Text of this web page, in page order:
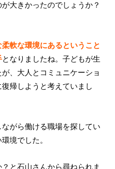
大きかったのでしょうか？
軟な環境にあるということ
となりましたね。子どもが生
、大人とコミュニケーショ
帰しようと考えていまし
がら働ける職場を探してい
境でした。
と石山さんから尋ねられま